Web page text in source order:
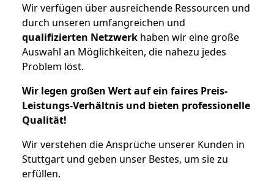
Wir verfügen über ausreichende Ressourcen und
durch unseren umfangreichen und
qualifizierten Netzwerk haben wir eine große
Auswahl an Möglichkeiten, die nahezu jedes
Problem löst.
Wir legen großen Wert auf ein faires Preis-
Leistungs-Verhältnis und bieten professionelle
Qualität!
Wir verstehen die Ansprüche unserer Kunden in
Stuttgart und geben unser Bestes, um sie zu
erfüllen.